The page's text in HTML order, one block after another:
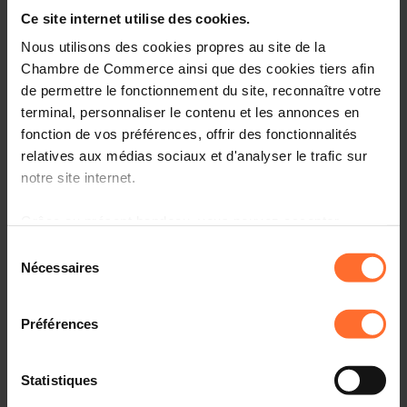
Ce site internet utilise des cookies.
Nous utilisons des cookies propres au site de la
Chambre de Commerce ainsi que des cookies tiers afin
de permettre le fonctionnement du site, reconnaître votre
terminal, personnaliser le contenu et les annonces en
fonction de vos préférences, offrir des fonctionnalités
relatives aux médias sociaux et d'analyser le trafic sur
notre site internet.
à l’exception des cookies strictement nécessaires au
fonctionnement du site. Une description des différents
cookies est accessible sous l’onglet « Détails » ci-
dessus.
Il est précisé que la navigation sur le site et certaines
fonctionnalités (ex : lecture de vidéos, partage sur les
Nécessaires
Préférences
Statistiques
entrepreneurs.
Comment? Participez à une prochaine session
vous informera sur l’écosystème, le cadre réglementaire
et les démarches à suivre.
Programme
entrepreneurs au Luxembourg